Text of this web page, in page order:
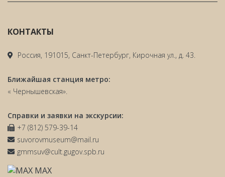
КОНТАКТЫ
Россия, 191015, Санкт-Петербург, Кирочная ул., д. 43.
Ближайшая станция метро:
« Чернышевская».
Справки и заявки на экскурсии:
+7 (812) 579-39-14
suvorovmuseum@mail.ru
gmmsuv@cult.gugov.spb.ru
MAX